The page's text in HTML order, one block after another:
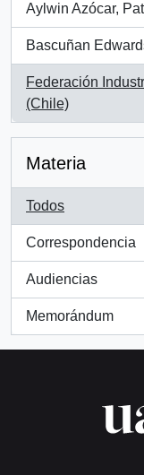
Aylwin Azócar,
, 1 resultados
Bascuñan
, 1 resultados
Federación
(Chile)
, 1 resultados
Materia
Todos
Correspondencia
, 1 resultados
Audiencias
, 1 resultados
Memorándum
, 1 resultados